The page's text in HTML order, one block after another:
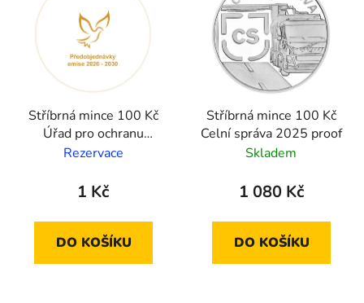
Stříbrná mince 100 Kč
Úřad pro ochranu
hospodářské soutěže
Rezervace
1 Kč
DO KOŠÍKU
Stříbrná mince 100 Kč
Celní správa 2025 proof
Skladem
1 080 Kč
DO KOŠÍKU